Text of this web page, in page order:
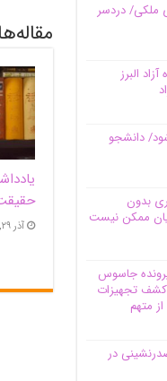
آذر ۲۹, ۱۴۰۴
ملکی/ دردسر
البرز
دانشجو
بدون
ممکن نیست
جاسوس
کشف تجهیزات
متهم
در ‌18 آذرماه/صدرنشینی در